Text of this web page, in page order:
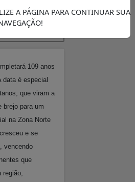
A-
A+
109 anos
data é especial
que viram a
brejo para um
na Zona Norte
e se
vencendo
que
região,
A PÁGINA PARA CONTINUAR SUA